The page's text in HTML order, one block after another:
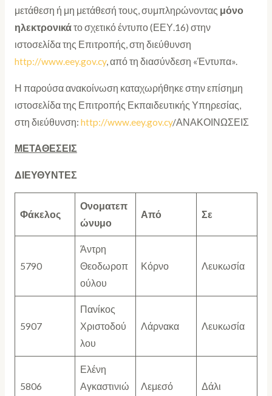
μετάθεση ή μη μετάθεσή τους, συμπληρώνοντας μόνο
ηλεκτρονικάτο σχετικό έντυπο (ΕΕΥ.16) στην
ιστοσελίδα της Επιτροπής, στη διεύθυνση
http://www.eey.gov.cy, από τη διασύνδεση «Έντυπα».
Η παρούσα ανακοίνωση καταχωρήθηκε στην επίσημη
ιστοσελίδα της Επιτροπής Εκπαιδευτικής Υπηρεσίας,
στη διεύθυνση: http://www.eey.gov.cy/ΑΝΑΚΟΙΝΩΣΕΙΣ
ΜΕΤΑΘΕΣΕΙΣ
ΔΙΕΥΘΥΝΤΕΣ
Φάκελος
Ονοματεπ
ώνυμο
Από Σε
5790
Άντρη
Θεοδωροπ
ούλου
Κόρνο Λευκωσία
5907
Πανίκος
Χριστοδού
λου
Λάρνακα Λευκωσία
5806
Ελένη
Αγκαστινιώ
Λεμεσό Δάλι